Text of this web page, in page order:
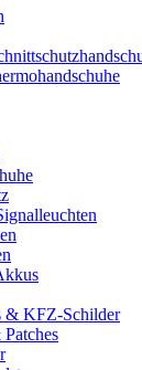
& KFZ-Schilder